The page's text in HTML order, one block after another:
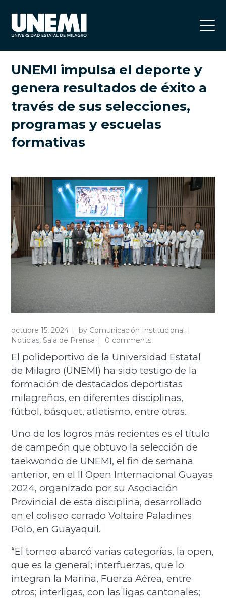
UNEMI impulsa el deporte y
genera resultados de éxito a
través de sus selecciones,
programas y escuelas
formativas
octubre 15, 2024 by Comunicación Institucional
Noticias, Sala de Prensa 0 comments
El polideportivo de la Universidad Estatal
de Milagro (UNEMI) ha sido testigo de la
formación de destacados deportistas
milagreños, en diferentes disciplinas,
fútbol, básquet, atletismo, entre otras.
Uno de los logros más recientes es el título
de campeón que obtuvo la selección de
taekwondo de UNEMI, el fin de semana
anterior, en el II Open Internacional Guayas
2024, organizado por su Asociación
Provincial de esta disciplina, desarrollado
en el coliseo cerrado Voltaire Paladines
Polo, en Guayaquil.
“El torneo abarcó varias categorías, la open,
que es la general; interfuerzas, que lo
integran la Marina, Fuerza Aérea, entre
otros; interligas, con las ligas cantonales;